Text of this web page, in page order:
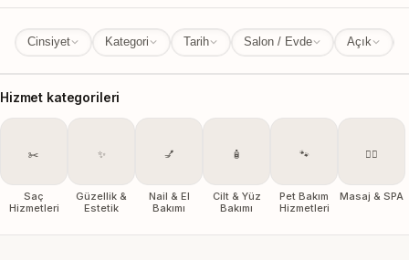
Cinsiyet Kategori Tarih Salon / Evde Açık
Hizmet kategorileri
✂️
Saç
Hizmetleri
✨
Güzellik &
Estetik
💅
Nail & El
Bakımı
🧴
Cilt & Yüz
Bakımı
🐾
Pet Bakım
Hizmetleri
💆‍♀️
Masaj & SPA